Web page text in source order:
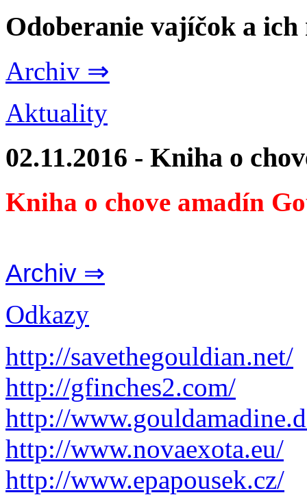
Odoberanie vajíčok a
Archiv ⇒
Aktuality
02.11.2016 - Kniha o
Kniha o chove amadín
Archiv ⇒
Odkazy
http://savethegouldian.net/
http://gfinches2.com/
http://
http://www.novaexota.eu/
http://www.epapousek.cz/